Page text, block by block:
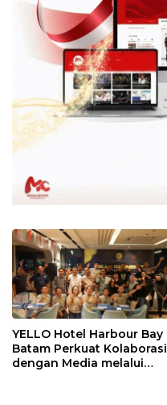
«
YELLO Hotel Harbour Bay
Batam Perkuat Kolaborasi
dengan Media melalui